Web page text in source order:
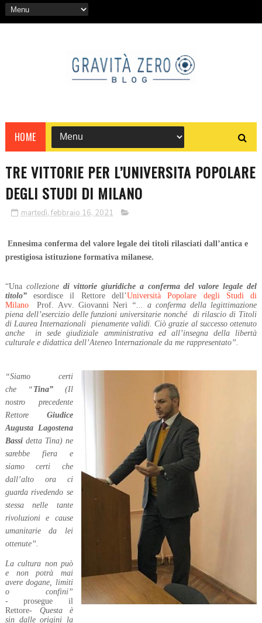
HOME
TRE VITTORIE PER L’UNIVERSITA POPOLARE
DEGLI STUDI DI MILANO
martedì, febbraio 16, 2021
Ennesima conferma del valore legale dei titoli rilasciati dall’antica e
prestigiosa istituzione formativa milanese.
“Una collezione di vittorie giuridiche a conferma del valore legale del
titolo”esordisce il Rettore dell’Università Popolare degli Studi di
Milano
Prof. Avv. Giovanni Neri
“... a conferma della legittimazione
piena dell’esercizio delle funzioni universitarie nonché
di rilascio di Titoli
di Laurea Internazionali pienamente validi. Ciò grazie al successo ottenuto
anche
in sede giudiziale amministrativa ed all’insegna della libertà
culturale e didattica dell’Ateneo Internazionale da me rappresentato”.
“Siamo certi
che “ Tina”(Il
nostro precedente
RettoreGiudice
Augusta Lagostena
Bassi detta Tina) ne
sarebbe fiera e
siamo certi che
dall’alto ora ci
guarda rivedendo se
stessa nelle tante
rivoluzioni e cause
umanitarie da lei
ottenute”.
La cultura non può
e non potrà mai
avere dogane, limiti
o confini”
-prosegue il
Rettore- Questa è
sin dalle origini la